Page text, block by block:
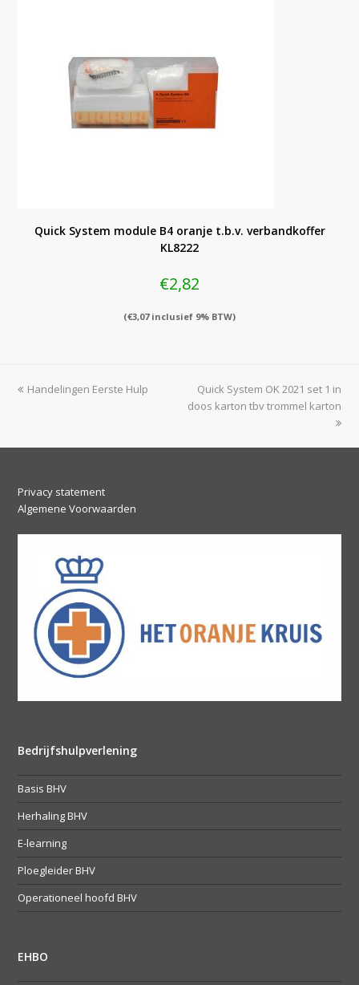
Quick System module B4 oranje t.b.v. verbandkoffer
KL8222
€2,82
(€3,07inclusief 9% BTW)
previous
Handelingen Eerste Hulp
next
post:
Quick System OK 2021 set 1 in
doos karton tbv trommel karton
Privacy statement
Algemene Voorwaarden
Bedrijfshulpverlening
Basis BHV
Herhaling BHV
E-learning
Ploegleider BHV
Operationeel hoofd BHV
EHBO